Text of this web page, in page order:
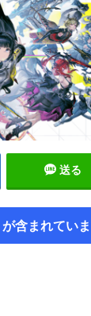
送る
含まれてい